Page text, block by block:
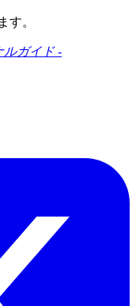
す。
ルガイド -